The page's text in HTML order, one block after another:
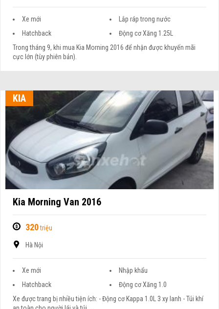
Xe mới
Lắp ráp trong nước
Hatchback
Động cơ Xăng 1.25L
Trong tháng 9, khi mua Kia Morning 2016 để nhận được khuyến mãi
cực lớn (tùy phiên bản).
KIA
Kia Morning Van 2016
320triệu
Hà Nội
Xe mới
Nhập khẩu
Hatchback
Động cơ Xăng 1.0
Xe được trang bị nhiều tiện ích: - Động cơ Kappa 1.0L 3 xy lanh - Túi khí